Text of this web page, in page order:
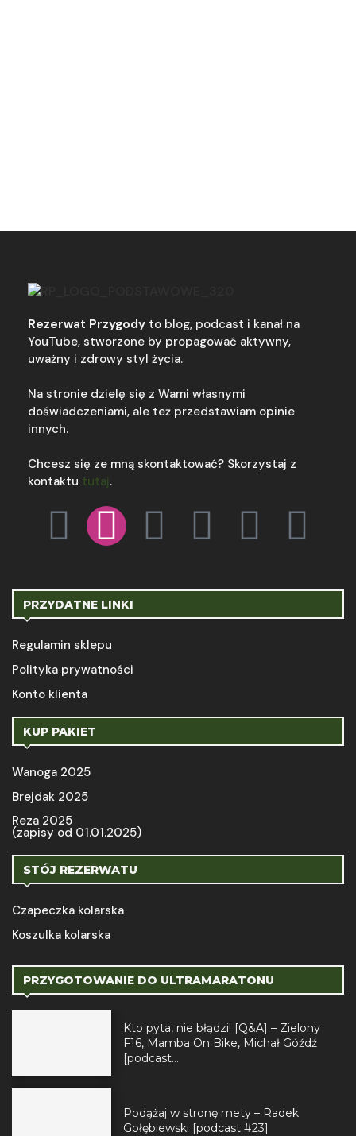
Rezerwat Przygody to blog, podcast i kanał na
YouTube, stworzone by propagować aktywny,
uważny i zdrowy styl życia.
Na stronie dzielę się z Wami własnymi
doświadczeniami, ale też przedstawiam opinie
innych.
Chcesz się ze mną skontaktować? Skorzystaj z
kontaktu tutaj.
PRZYDATNE LINKI
Regulamin sklepu
Polityka prywatności
Konto klienta
KUP PAKIET
Wanoga 2025
Brejdak 2025
Reza 2025
(zapisy od 01.01.2025)
STÓJ REZERWATU
Czapeczka kolarska
Koszulka kolarska
PRZYGOTOWANIE DO ULTRAMARATONU
Kto pyta, nie błądzi! [Q&A] – Zielony
F16, Mamba On Bike, Michał Góźdź
[podcast...
Podążaj w stronę mety – Radek
Gołębiewski [podcast #23]